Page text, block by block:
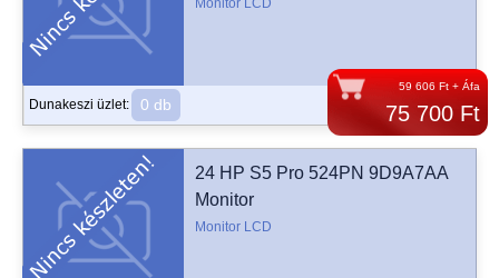
59 606 Ft + Áfa
75 700 Ft
Monitor LCD
Dunakeszi üzlet: 0 db
24 HP S5 Pro 524PN 9D9A7AA
Monitor
Monitor LCD